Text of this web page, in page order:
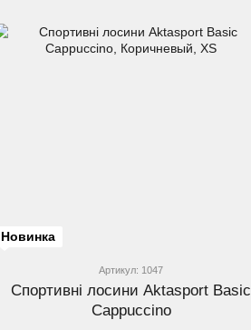
Новинка
Артикул: 1047
Спортивнi лосини Aktasport Basic
Cappuccino